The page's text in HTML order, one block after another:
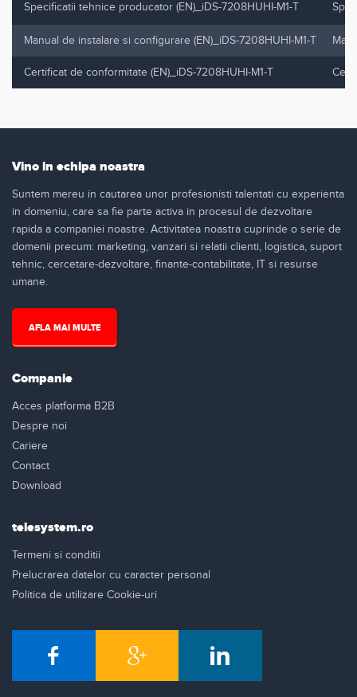
Specificatii tehnice producator (EN)_iDS-7208HUHI-M1-T
Manual de instalare si configurare (EN)_iDS-7208HUHI-M1-T
Certificat de conformitate (EN)_iDS-7208HUHI-M1-T
Vino in echipa noastra
Suntem mereu in cautarea unor profesionisti talentati cu experienta
in domeniu, care sa fie parte activa in procesul de dezvoltare
rapida a companiei noastre. Activitatea noastra cuprinde o serie de
domenii precum: marketing, vanzari si relatii clienti, logistica, suport
tehnic, cercetare-dezvoltare, finante-contabilitate, IT si resurse
umane.
AFLA MAI MULTE
Companie
Acces platforma B2B
Despre noi
Cariere
Contact
Download
telesystem.ro
Termeni si conditii
Prelucrarea datelor cu caracter personal
Politica de utilizare Cookie-uri